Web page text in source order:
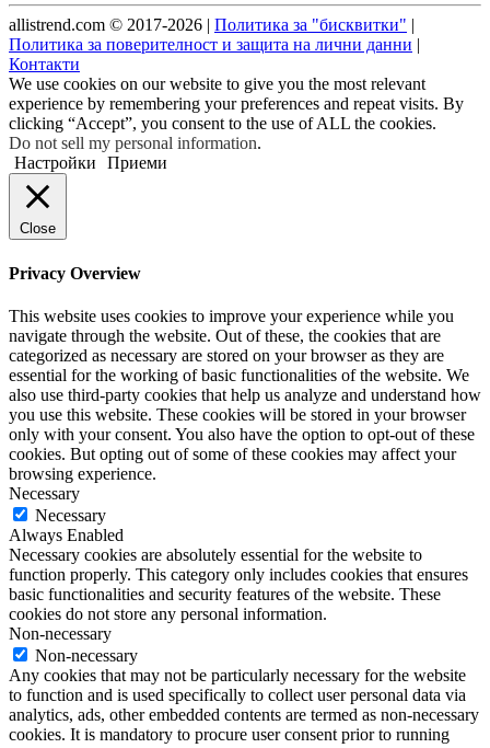
allistrend.com © 2017-2026 | Политика за "бисквитки" |
Политика за поверителност и защита на лични данни |
Контакти
We use cookies on our website to give you the most relevant
experience by remembering your preferences and repeat visits. By
clicking “Accept”, you consent to the use of ALL the cookies.
Do not sell my personal information.
Настройки
Приеми
Close
Privacy Overview
This website uses cookies to improve your experience while you
navigate through the website. Out of these, the cookies that are
categorized as necessary are stored on your browser as they are
essential for the working of basic functionalities of the website. We
also use third-party cookies that help us analyze and understand how
you use this website. These cookies will be stored in your browser
only with your consent. You also have the option to opt-out of these
cookies. But opting out of some of these cookies may affect your
browsing experience.
Necessary
Necessary
Always Enabled
Necessary cookies are absolutely essential for the website to
function properly. This category only includes cookies that ensures
basic functionalities and security features of the website. These
cookies do not store any personal information.
Non-necessary
Non-necessary
Any cookies that may not be particularly necessary for the website
to function and is used specifically to collect user personal data via
analytics, ads, other embedded contents are termed as non-necessary
cookies. It is mandatory to procure user consent prior to running